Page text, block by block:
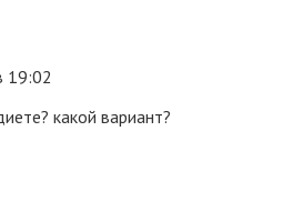
19:02
какой вариант?